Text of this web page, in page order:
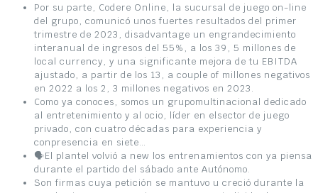
Por su parte, Codere Online, la sucursal de juego on-line
del grupo, comunicó unos fuertes resultados del primer
trimestre de 2023, disadvantage un engrandecimiento
interanual de ingresos del 55%, a los 39, 5 millones de
local currency, y una significante mejora de tu EBITDA
ajustado, a partir de los 13, a couple of millones negativos
en 2022 a los 2, 3 millones negativos en 2023.
Como ya conoces, somos un grupomultinacional dedicado
al entretenimiento y al ocio, líder en elsector de juego
privado, con cuatro décadas para experiencia y
conpresencia en siete…
🗣El plantel volvió a new los entrenamientos con ya piensa
durante el partido del sábado ante Autónomo.
Son firmas cuya petición se mantuvo u creció durante la